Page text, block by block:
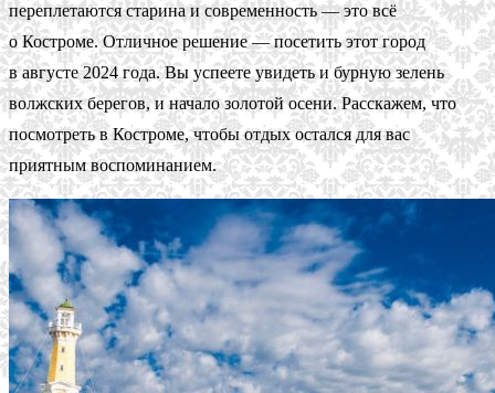
переплетаются старина и современность — это всё
о Костроме. Отличное решение — посетить этот город
в августе 2024 года. Вы успеете увидеть и бурную зелень
волжских берегов, и начало золотой осени. Расскажем, что
посмотреть в Костроме, чтобы отдых остался для вас
приятным воспоминанием.